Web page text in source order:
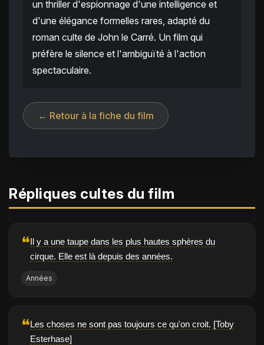
un thriller d'espionnage d'une intelligence et
d'une élégance formelles rares, adapté du
roman culte de John le Carré. Un film qui
préfère le silence et l'ambiguïté à l'action
spectaculaire.
← Retour à la fiche du film
Répliques cultes du film
❝Il y a une taupe dans les plus hautes sphères du
cirque. Elle est là depuis des années.
Années
❝Les choses ne sont pas toujours ce qu'on croit. [Toby
Esterhase]